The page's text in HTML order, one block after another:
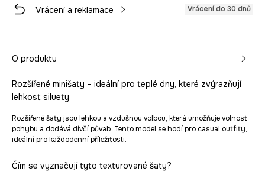
Vrácení a reklamace Vrácení do 30 dnů
O produktu
Rozšířené minišaty – ideální pro teplé dny, které zvýrazňují
lehkost siluety
Rozšířené šaty jsou lehkou a vzdušnou volbou, která umožňuje volnost
pohybu a dodává dívčí půvab. Tento model se hodí pro casual outfity,
ideální pro každodenní příležitosti.
Čím se vyznačují tyto texturované šaty?